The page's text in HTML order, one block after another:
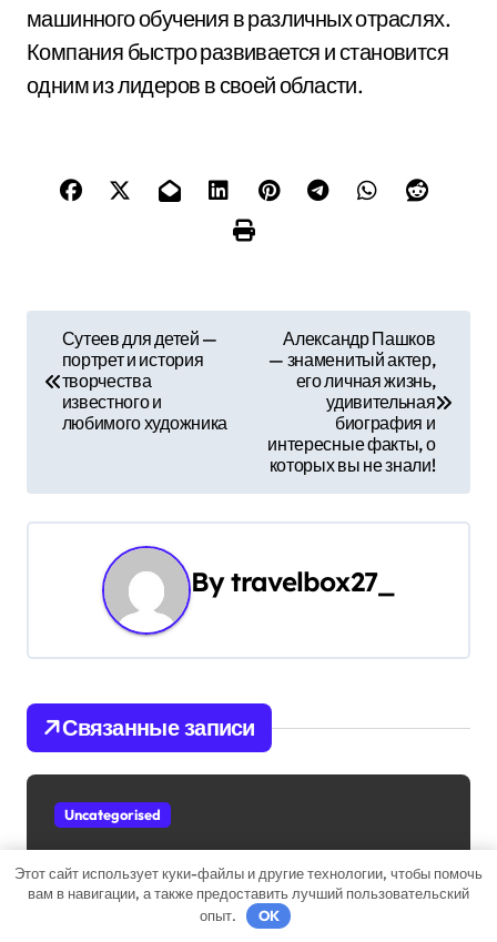
машинного обучения в различных отраслях.
Компания быстро развивается и становится
одним из лидеров в своей области.
г
и
я
п
о
а
Сутеев для детей —
портрет и история
творчества
известного и
любимого художника
Александр Пашков
— знаменитый актер,
его личная жизнь,
удивительная
биография и
интересные факты, о
которых вы не знали!
Bytravelbox27_
Связанные записи
Uncategorised
Этот сайт использует куки-файлы и другие технологии, чтобы помочь
вам в навигации, а также предоставить лучший пользовательский
опыт.
OK